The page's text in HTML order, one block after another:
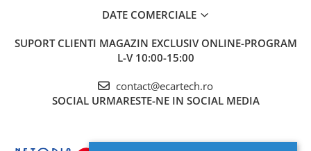
Casti Wireless
Boxe portabile
Apple CarPlay și Android
îmbunătăți experiența condusului.
DATE COMERCIALE
SUPORT CLIENTI MAGAZIN EXCLUSIV ONLINE-PROGRAM
L-V 10:00-15:00
contact@ecartech.ro
SOCIAL URMARESTE-NE IN SOCIAL MEDIA